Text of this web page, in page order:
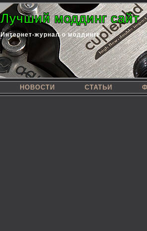
Лучший моддинг сайт
Интернет-журнал о моддинге
НОВОСТИ СТАТЬИ